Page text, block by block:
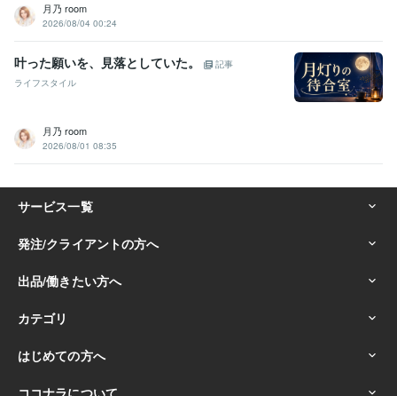
月乃 room
2026/08/04 00:24
叶った願いを、見落としていた。
記事
ライフスタイル
月乃 room
2026/08/01 08:35